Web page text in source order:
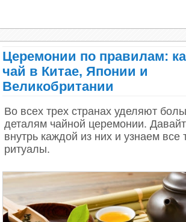
Замок Эйлен-Донан на западном
Шотландии, в месте, где
Церемонии по правилам:
чай в Китае, Японии и
Великобритании
Во всех трех странах уделяют
деталям чайной церемонии.
внутрь каждой из них и узнаем все
ритуалы.